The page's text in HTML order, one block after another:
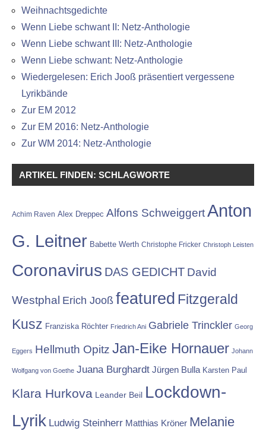
Weihnachtsgedichte
Wenn Liebe schwant II: Netz-Anthologie
Wenn Liebe schwant III: Netz-Anthologie
Wenn Liebe schwant: Netz-Anthologie
Wiedergelesen: Erich Jooß präsentiert vergessene
Lyrikbände
Zur EM 2012
Zur EM 2016: Netz-Anthologie
Zur WM 2014: Netz-Anthologie
ARTIKEL FINDEN: SCHLAGWORTE
Achim Raven Alex Dreppec Alfons SchweiggertAnton
G. Leitner Babette Werth Christophe Fricker Christoph Leisten
Coronavirus DAS GEDICHT David
Westphal Erich Jooß featured Fitzgerald
Kusz Franziska Röchter Friedrich Ani Gabriele Trinckler Georg
Eggers Hellmuth Opitz Jan-Eike Hornauer Johann
Wolfgang von Goethe Juana Burghardt Jürgen Bulla Karsten Paul
Klara Hurkova Leander Beil Lockdown-
Lyrik Ludwig Steinherr Matthias Kröner Melanie